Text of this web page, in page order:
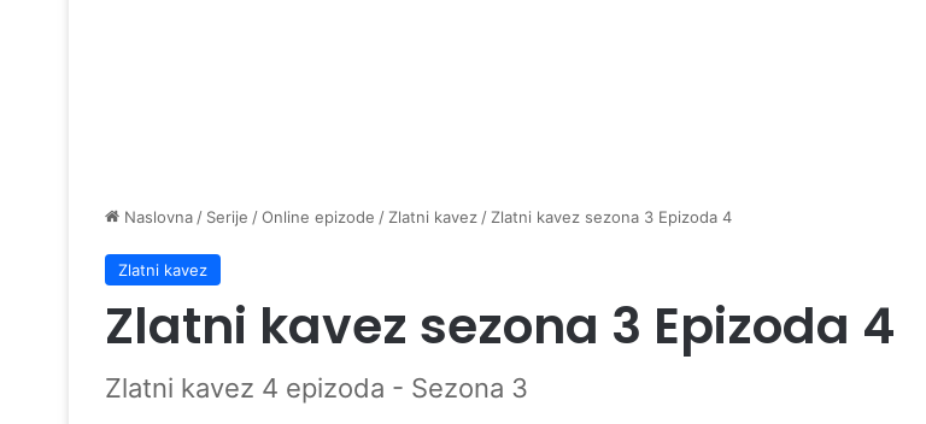
Naslovna / Serije /Online epizode / Zlatni kavez / Zlatni kavez sezona 3 Epizoda 4
Zlatni kavez
Zlatni kavez sezona 3 Epizoda 4
Zlatni kavez 4 epizoda - Sezona 3